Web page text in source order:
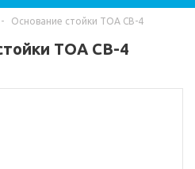
- Основание стойки TOA CB-4
TOA CB-4